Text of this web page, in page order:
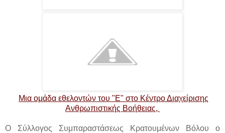
Μια ομάδα εθελοντών του "Ε" στο Κέντρο Διαχείρισης
Ανθρωπιστικής Βοήθειας,
Ο Σύλλογος Συμπαραστάσεως Κρατουμένων Βόλου ο